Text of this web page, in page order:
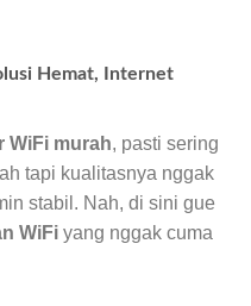
Hemat, Internet
WiFi murah, pasti sering
tapi kualitasnya nggak
stabil. Nah, di sini gue
WiFi yang nggak cuma